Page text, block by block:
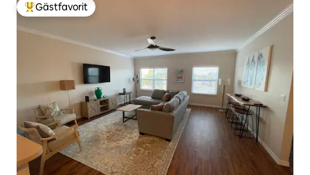
Populär gästfavorit
Gästfavorit